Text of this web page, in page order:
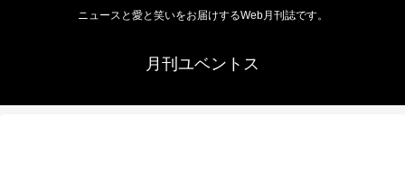
ニュースと愛と笑いをお届けするWeb月刊誌です。
月刊ユベントス